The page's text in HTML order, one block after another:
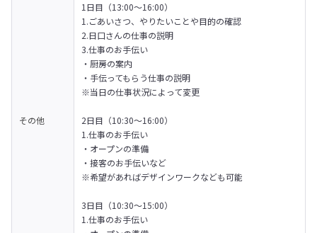
その他
1日目（13:00～16:00）
1.ごあいさつ、やりたいことや目的の確認
2.日口さんの仕事の説明
3.仕事のお手伝い
・厨房の案内
・手伝ってもらう仕事の説明
※当日の仕事状況によって変更
2日目（10:30～16:00）
1.仕事のお手伝い
・オープンの準備
・接客のお手伝いなど
※希望があればデザインワークなども可能
3日目（10:30～15:00）
1.仕事のお手伝い